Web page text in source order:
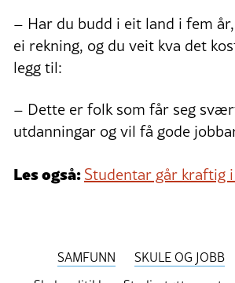
– Har du budd i eit land i fem
ei rekning, og du veit kva det
legg til:
– Dette er folk som får seg
utdanningar og vil få gode
Les også:Studentar går kraftig
SAMFUNN SKULE OG JOBB